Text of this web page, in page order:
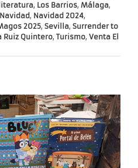
literatura, Los Barrios, Málaga,
, Navidad 2024,
2025, Sevilla, Surrender to
Ruiz Quintero, Turismo, Venta El